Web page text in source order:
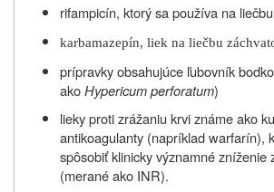
rifampicín, ktorý sa používa na
karbamazepín, liek na liečbu
prípravky obsahujúce ľubovník
akoHypericum perforatum)
lieky proti zrážaniu krvi známe ako
antikoagulanty (napríklad warfarín),
spôsobiť klinicky významné zníženie
(merané ako INR).